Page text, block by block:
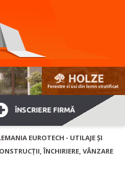
ÎNSCRIERE FIRMĂ
EUROTECH - UTILAJE ȘI
ÎNCHIRIERE, VÂNZARE